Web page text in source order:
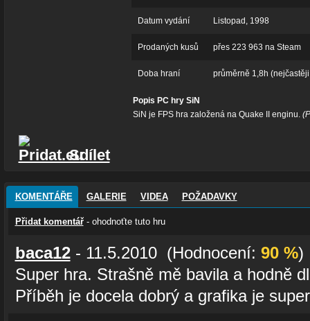
Datum vydání Listopad, 1998
Prodaných kusů přes 223 963 na Steam
Doba hraní průměrně 1,8h
Popis PC hry SiN
SiN je FPS hra založená na Quake II enginu.
Sdílet
KOMENTÁŘE GALERIE VIDEA POŽADAVKY
Přidat komentář- ohodnoťte tuto hru
baca12- 11.5.2010 (Hodnocení: 90 %)
Super hra. Strašně mě bavila a hodně
Příběh je docela dobrý a grafika je